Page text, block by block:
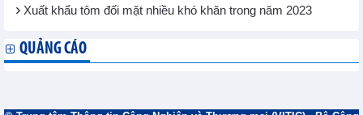
Xuất khẩu tôm đối mặt nhiều khó khăn trong năm 2023
QUẢNG CÁO